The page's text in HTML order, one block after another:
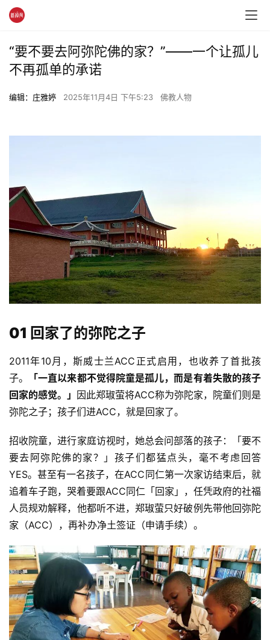
“要不要去阿弥陀佛的家？”——一个让孤儿
不再孤单的承诺
编辑：庄雅婷 2025年11月4日 下午5:23 佛教人物
01 回家了的弥陀之子
2011年10月，斯威士兰ACC正式启用，也收养了首批孩
子。
「一直以来都不觉得院童是孤儿，而是有着失散的孩子
回家的感觉。」 因此郑琡萤将ACC称为弥陀家，院童们则是
弥陀之子；孩子们进ACC，就是回家了。
招收院童，进行家庭访视时，她总会问部落的孩子：「要不
要去阿弥陀佛的家？」孩子们都猛点头，毫不考虑回答
YES。甚至有一名孩子，在ACC同仁第一次家访结束后，就
追着车子跑，哭着要跟ACC同仁「回家」，任凭政府的社福
人员规劝解释，他都听不进，郑琡萤只好破例先带他回弥陀
家（ACC），再补办净土签证（申请手续）。